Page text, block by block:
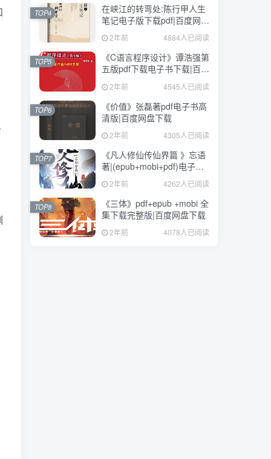
在峡江的转弯处:陈行甲人生
笔记电子版下载pdf|百度网盘
下载2年前 4884人已阅读
TOP4
《C语言程序设计》谭浩强第
五版pdf下载电子书下载|百度
网盘下载
2年前 4545人已阅读
TOP5
《价值》张磊著pdf电子书高
清版|百度网盘下载
2年前 4305人已阅读
TOP6
《凡人修仙传仙界篇 》忘语
著|(epub+mobi+pdf)电子书
下载
2年前 4262人已阅读
TOP7
《三体》pdf+epub +mobi 全
集下载完整版|百度网盘下载
2年前 4078人已阅读
TOP8